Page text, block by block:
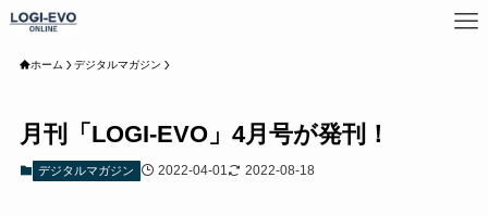
ホーム デジタルマガジン
月刊「LOGI-EVO」4月号が発刊！
デジタルマガジン 2022-04-01 2022-08-18